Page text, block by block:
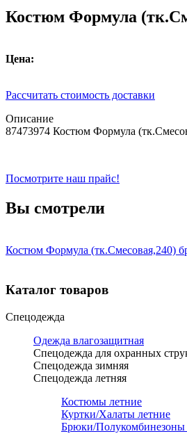
Костюм Формула
Цена:
Рассчитать стоимость доставки
Описание
87473974 Костюм Формула
Посмотрите наш прайс!
Вы смотрели
Костюм Формула (тк.Смесовая,240)
Каталог товаров
Спецодежда
Одежда влагозащитная
Спецодежда для охранных
Спецодежда зимняя
Спецодежда летняя
Костюмы летние
Куртки/Халаты летние
Брюки/Полукомбинезоны